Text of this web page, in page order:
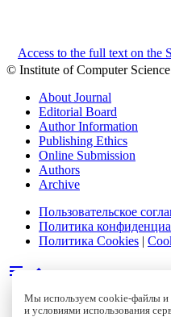
Access to the full text on the
© Institute of Computer
About Journal
Editorial Board
Author Information
Publishing Ethics
Online Submission
Authors
Archive
Пользовательское
Политика
Политика Cookies |
Мы используем cookie-файлы и
и условиями использования